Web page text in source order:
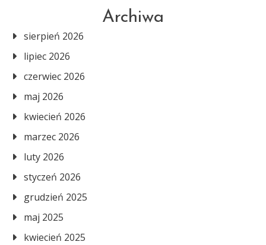
Archiwa
sierpień 2026
lipiec 2026
czerwiec 2026
maj 2026
kwiecień 2026
marzec 2026
luty 2026
styczeń 2026
grudzień 2025
maj 2025
kwiecień 2025